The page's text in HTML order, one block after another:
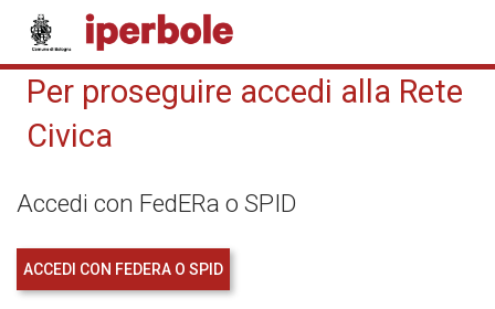
Per proseguire accedi alla Rete
Civica
Accedi con FedERa o SPID
ACCEDI CON FEDERA O SPID